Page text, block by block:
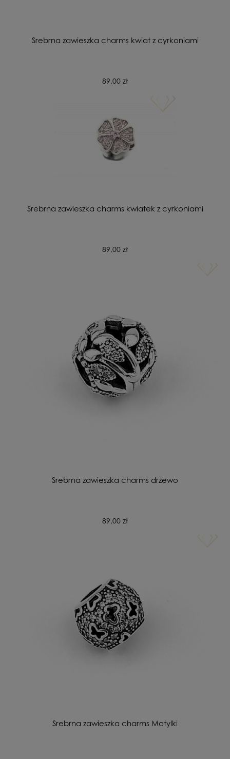
Srebrna zawieszka charms kwiat z cyrkoniami
89,00 zł
Srebrna zawieszka charms kwiatek z cyrkoniami
89,00 zł
Srebrna zawieszka charms drzewo
89,00 zł
Srebrna zawieszka charms Motylki